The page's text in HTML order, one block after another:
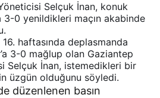
Selçuk İnan, konuk
3-0 yenildikleri maçın akabinde
haftasında deplasmanda
3-0 mağlup olan Gaziantep
Selçuk İnan, istemedikleri bir
üzgün olduğunu söyledi.
düzenlenen basın